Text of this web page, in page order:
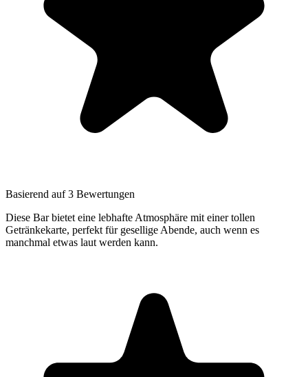
Basierend auf 3 Bewertungen
Diese Bar bietet eine lebhafte Atmosphäre mit einer tollen
Getränkekarte, perfekt für gesellige Abende, auch wenn es
manchmal etwas laut werden kann.